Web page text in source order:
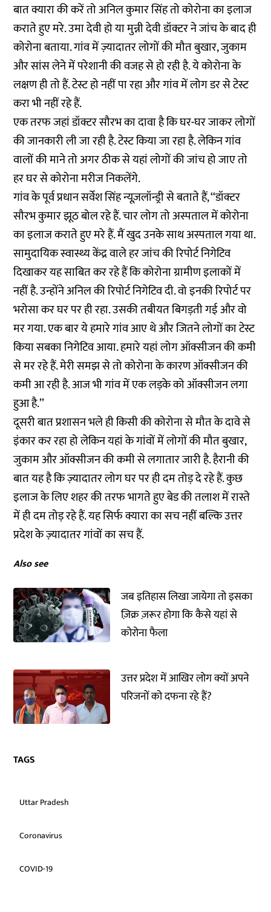
बात क्यारा की करें तो अनिल कुमार सिंह तो कोरोना का इलाज
कराते हुए मरे. उमा देवी हो या मुन्नी देवी डॉक्टर ने जांच के बाद ही
कोरोना बताया. गांव में ज़्यादातर लोगों की मौत बुखार, जुकाम
और सांस लेने में परेशानी की वजह से हो रही है. ये कोरोना के
लक्षण ही तो हैं. टेस्ट हो नहीं पा रहा और गांव में लोग डर से टेस्ट
करा भी नहीं रहे हैं.
एक तरफ जहां डॉक्टर सौरभ का दावा है कि घर-घर जाकर लोगों
की जानकारी ली जा रही है. टेस्ट किया जा रहा है. लेकिन गांव
वालों की माने तो अगर ठीक से यहां लोगों की जांच हो जाए तो
हर घर से कोरोना मरीज निकलेंगे.
गांव के पूर्व प्रधान सर्वेश सिंह न्यूज़लॉन्ड्री से बताते हैं, ‘‘डॉक्टर
सौरभ कुमार झूठ बोल रहे हैं. चार लोग तो अस्पताल में कोरोना
का इलाज कराते हुए मरे हैं. मैं खुद उनके साथ अस्पताल गया था.
सामुदायिक स्वास्थ्य केंद्र वाले हर जांच की रिपोर्ट निगेटिव
दिखाकर यह साबित कर रहे हैं कि कोरोना ग्रामीण इलाकों में
नहीं है. उन्होंने अनिल की रिपोर्ट निगेटिव दी. वो इनकी रिपोर्ट पर
भरोसा कर घर पर ही रहा. उसकी तबीयत बिगड़ती गई और वो
मर गया. एक बार ये हमारे गांव आए थे और जितने लोगों का टेस्ट
किया सबका निगेटिव आया. हमारे यहां लोग ऑक्सीजन की कमी
से मर रहे हैं. मेरी समझ से तो कोरोना के कारण ऑक्सीजन की
कमी आ रही है. आज भी गांव में एक लड़के को ऑक्सीजन लगा
हुआ है.’’
दूसरी बात प्रशासन भले ही किसी की कोरोना से मौत के दावे से
इंकार कर रहा हो लेकिन यहां के गांवों में लोगों की मौत बुखार,
जुकाम और ऑक्सीजन की कमी से लगातार जारी है. हैरानी की
बात यह है कि ज़्यादातर लोग घर पर ही दम तोड़ दे रहे हैं. कुछ
इलाज के लिए शहर की तरफ भागते हुए बेड की तलाश में रास्ते
में ही दम तोड़ रहे हैं. यह सिर्फ क्यारा का सच नहीं बल्कि उत्तर
प्रदेश के ज़्यादातर गांवों का सच हैं.
Also see
जब इतिहास लिखा जायेगा तो इसका
ज़िक्र ज़रूर होगा कि कैसे यहां से
कोरोना फैला
उत्तर प्रदेश में आखिर लोग क्यों अपने
परिजनों को दफना रहे हैं?
TAGS
Uttar Pradesh
Coronavirus
COVID-19